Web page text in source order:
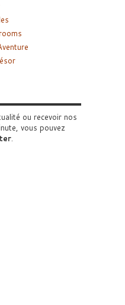
ou recevoir nos
vous pouvez
.